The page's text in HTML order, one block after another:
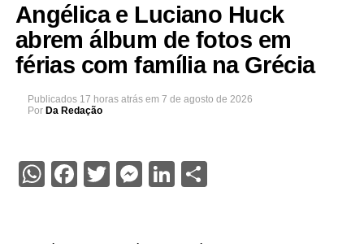
Angélica e Luciano Huck
abrem álbum de fotos em
férias com família na Grécia
Publicados 17 horas atrás em 7 de agosto de 2026
Por Da Redação
WhatsApp
Facebook
Twitter
Messenger
LinkedIn
Share